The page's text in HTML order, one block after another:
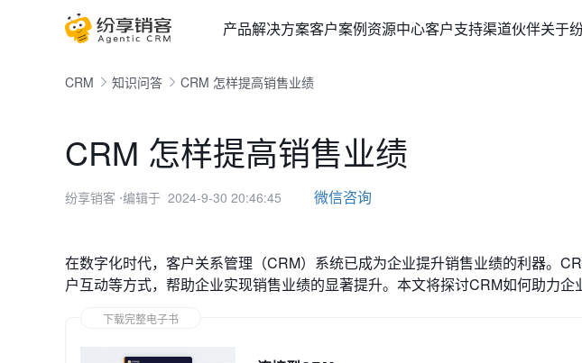
产品解决方案客户案例资源中心客户支持渠道伙伴关于
CRM 知识问答 CRM 怎样提高销售业绩
CRM 怎样提高销售业绩
纷享销客 ⋅编辑于 2024-9-30 20:46:45 微信咨询
在数字化时代，客户关系管理（CRM）系统已成为企业提升销售业绩的利器。
户互动等方式，帮助企业实现销售业绩的显著提升。本文将探讨CRM如何助力企
下载完整电子书